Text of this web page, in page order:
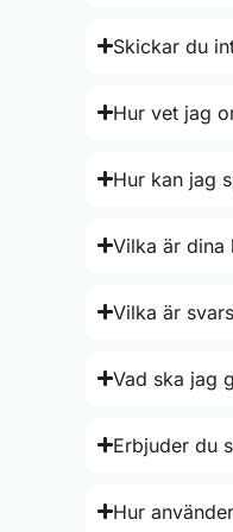
Skickar du
Hur vet jag
Hur kan jag
Vilka är dina
Vilka är
Vad ska jag
Erbjuder du
Hur